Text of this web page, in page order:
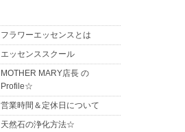
フラワーエッセンスとは
エッセンススクール
MOTHER MARY店長 の
Profile☆
営業時間＆定休日について
天然石の浄化方法☆